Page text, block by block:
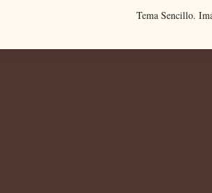
Tema Sencillo.